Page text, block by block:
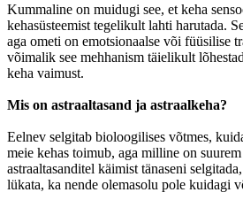
Kummaline on muidugi see, et keha
kehasüsteemist tegelikult lahti harutada.
aga ometi on emotsionaalse või füüsilise
võimalik see mehhanism täielikult
keha vaimust.
Mis on astraaltasand ja astraalkeha?
Eelnev selgitab bioloogilises võtmes,
meie kehas toimub, aga milline on
astraaltasanditel käimist tänaseni
lükata, ka nende olemasolu pole kuidagi